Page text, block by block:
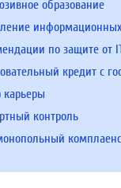
образование
информационных
по защите от
кредит с
карьеры
контроль
комплаенс